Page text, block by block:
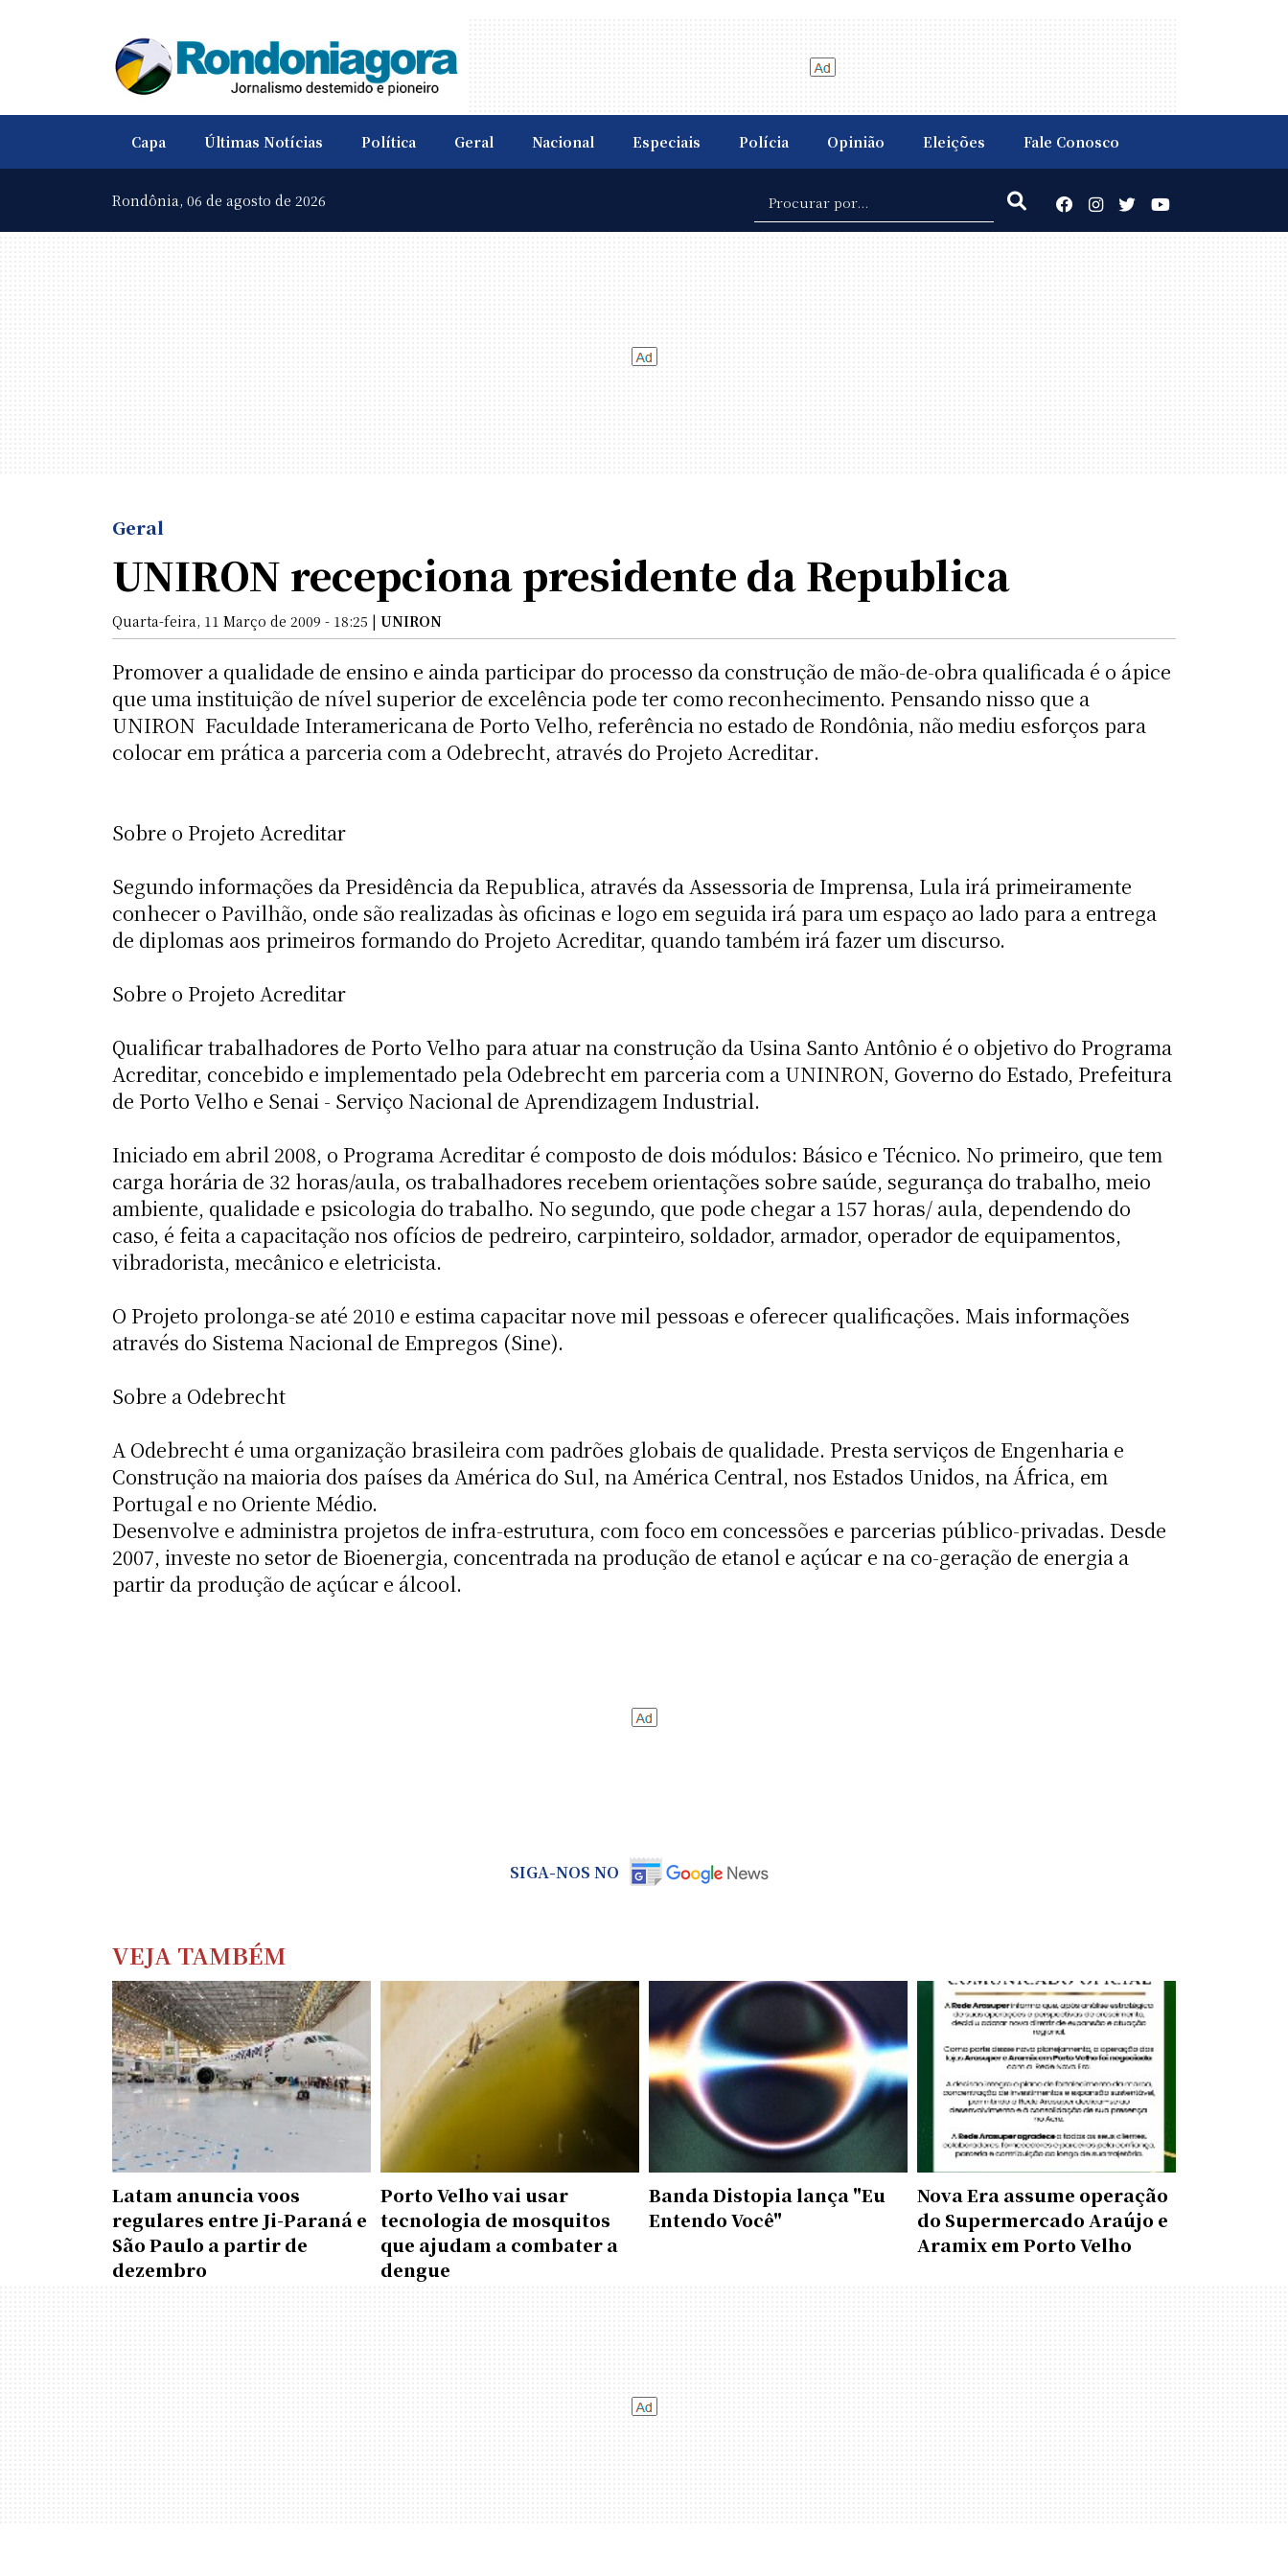
Capa Últimas Notícias Política Geral Nacional Especiais Polícia Opinião Eleições Fale Conosco
Rondônia, 06 de agosto de 2026
Geral
UNIRON recepciona presidente da Republica
Quarta-feira, 11 Março de 2009 - 18:25 | UNIRON
Promover a qualidade de ensino e ainda participar do processo da construção de mão-de-obra qualificada é o ápice
que uma instituição de nível superior de excelência pode ter como reconhecimento. Pensando nisso que a
UNIRON  Faculdade Interamericana de Porto Velho, referência no estado de Rondônia, não mediu esforços para
colocar em prática a parceria com a Odebrecht, através do Projeto Acreditar.
Sobre o Projeto Acreditar
Segundo informações da Presidência da Republica, através da Assessoria de Imprensa, Lula irá primeiramente
conhecer o Pavilhão, onde são realizadas às oficinas e logo em seguida irá para um espaço ao lado para a entrega
de diplomas aos primeiros formando do Projeto Acreditar, quando também irá fazer um discurso.
Sobre o Projeto Acreditar
Qualificar trabalhadores de Porto Velho para atuar na construção da Usina Santo Antônio é o objetivo do Programa
Acreditar, concebido e implementado pela Odebrecht em parceria com a UNINRON, Governo do Estado, Prefeitura
de Porto Velho e Senai - Serviço Nacional de Aprendizagem Industrial.
Iniciado em abril 2008, o Programa Acreditar é composto de dois módulos: Básico e Técnico. No primeiro, que tem
carga horária de 32 horas/aula, os trabalhadores recebem orientações sobre saúde, segurança do trabalho, meio
ambiente, qualidade e psicologia do trabalho. No segundo, que pode chegar a 157 horas/ aula, dependendo do
caso, é feita a capacitação nos ofícios de pedreiro, carpinteiro, soldador, armador, operador de equipamentos,
vibradorista, mecânico e eletricista.
O Projeto prolonga-se até 2010 e estima capacitar nove mil pessoas e oferecer qualificações. Mais informações
através do Sistema Nacional de Empregos (Sine).
Sobre a Odebrecht
A Odebrecht é uma organização brasileira com padrões globais de qualidade. Presta serviços de Engenharia e
Construção na maioria dos países da América do Sul, na América Central, nos Estados Unidos, na África, em
Portugal e no Oriente Médio.
Desenvolve e administra projetos de infra-estrutura, com foco em concessões e parcerias público-privadas. Desde
2007, investe no setor de Bioenergia, concentrada na produção de etanol e açúcar e na co-geração de energia a
partir da produção de açúcar e álcool.
SIGA-NOS NO
VEJA TAMBÉM
Latam anuncia voos
regulares entre Ji-Paraná e
São Paulo a partir de
dezembro
Porto Velho vai usar
tecnologia de mosquitos
que ajudam a combater a
dengue
Banda Distopia lança "Eu
Entendo Você"
Nova Era assume operação
do Supermercado Araújo e
Aramix em Porto Velho